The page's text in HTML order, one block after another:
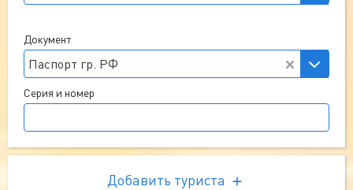
Документ
Паспорт гр. РФ
Серия и номер
Добавить туриста